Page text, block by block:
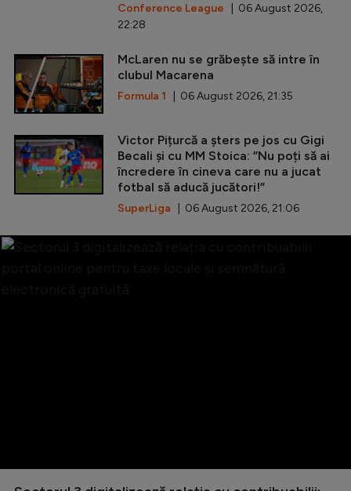
Conference League | 06 August 2026,
22:28
McLaren nu se grăbește să intre în
clubul Macarena
Formula 1 | 06 August 2026, 21:35
Victor Pițurcă a șters pe jos cu Gigi
Becali și cu MM Stoica: ”Nu poți să ai
încredere în cineva care nu a jucat
fotbal să aducă jucători!”
SuperLiga | 06 August 2026, 21:06